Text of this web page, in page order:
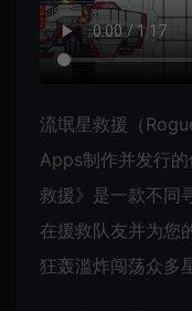
流氓星救援（
Apps制作并发行
救援》是一款不同
在援救队友并为您
狂轰滥炸闯荡众多